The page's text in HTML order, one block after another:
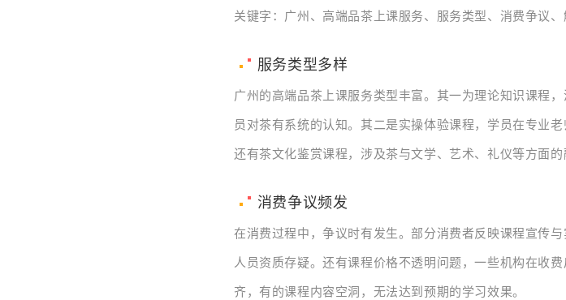
关键字：广州、高端品茶上课服务、服务类型、消费争议、
服务类型多样
广州的高端品茶上课服务类型丰富。其一为理论知识课程
员对茶有系统的认知。其二是实操体验课程，学员在专业
还有茶文化鉴赏课程，涉及茶与文学、艺术、礼仪等方面的
消费争议频发
在消费过程中，争议时有发生。部分消费者反映课程宣传
人员资质存疑。还有课程价格不透明问题，一些机构在收
齐，有的课程内容空洞，无法达到预期的学习效果。